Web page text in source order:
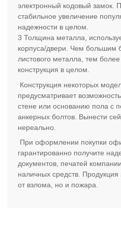
электронный кодовый замок.
стабильное увеличение
надежности в целом.
Толщина металла,
корпуса/двери. Чем большим
листового металла, тем
конструкция в целом.
Конструкция некоторых
предусматривает
стене или основанию пола с
анкерных болтов. Вынести
нереально.
При оформлении покупки
гарантированно получите
документов, печатей
наличных средств.
от взлома, но и пожара.